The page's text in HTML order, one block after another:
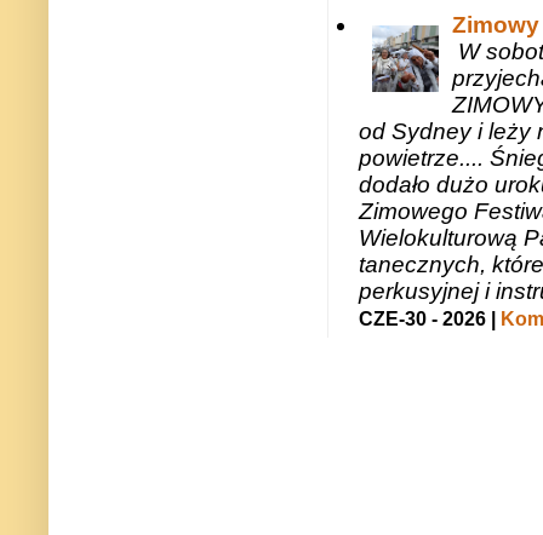
W
od Sydney i leży
powietrze....
dodało dużo
Zimowego
Wielokulturową
tanecznych,
perkusyjnej i
CZE-30 - 2026 |